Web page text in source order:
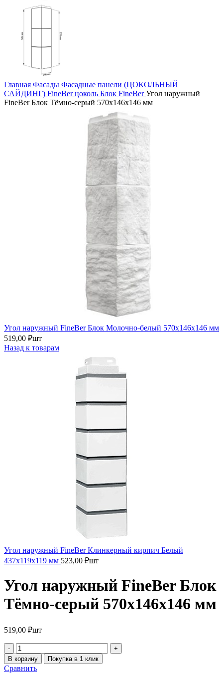
Главная Фасады Фасадные панели (ЦОКОЛЬНЫЙ
САЙДИНГ) FineBer цоколь Блок FineBerУгол наружный
FineBer Блок Тёмно-серый 570х146х146 мм
Угол наружный FineBer Блок Молочно-белый 570х146х146 мм
519,00 ₽шт
Назад к товарам
Угол наружный FineBer Клинкерный кирпич Белый
437х119х119 мм 523,00 ₽шт
Угол наружный FineBer Блок
Тёмно-серый 570х146х146 мм
519,00 ₽шт
В корзину Покупка в 1 клик
Сравнить